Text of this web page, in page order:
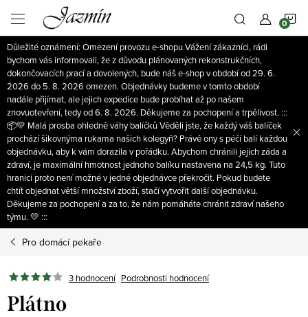
obsah
Důležité oznámení: Omezení provozu e-shopu Vážení zákazníci, rádi
bychom vás informovali, že z důvodu plánovaných rekonstrukčních,
dokončovacích prací a dovolených, bude náš e-shop v období od 29. 6.
2026 do 5. 8. 2026 omezen. Objednávky budeme v tomto období
nadále přijímat, ale jejich expedice bude probíhat až po našem
znovuotevření, tedy od 6. 8. 2026. Děkujeme za pochopení a trpělivost. :::
📦💛 Malá prosba ohledně váhy balíčků Věděli jste, že každý váš balíček
prochází šikovnýma rukama našich kolegyň? Právě ony s péčí balí každou
objednávku, aby k vám dorazila v pořádku. Abychom chránili jejich záda a
zdraví, je maximální hmotnost jednoho balíku nastavena na 24,5 kg. Tuto
hranici proto není možné v jedné objednávce překročit. Pokud budete
chtít objednat větší množství zboží, stačí vytvořit další objednávku.
Děkujeme za pochopení a za to, že nám pomáháte chránit zdraví našeho
týmu. 💛 :::
Pro domácí pekaře
3 hodnocení Podrobnosti hodnocení
Plátno